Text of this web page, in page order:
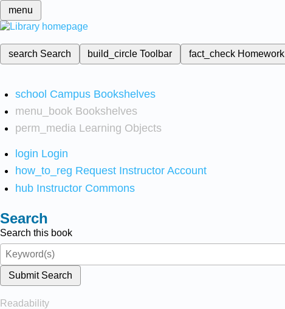
menu
search Search build_circleToolbar fact_check Homework
school Campus Bookshelves
menu_book Bookshelves
perm_media Learning Objects
login Login
how_to_reg Request Instructor Account
hub Instructor Commons
Search
Search this book
Submit Search
Readability